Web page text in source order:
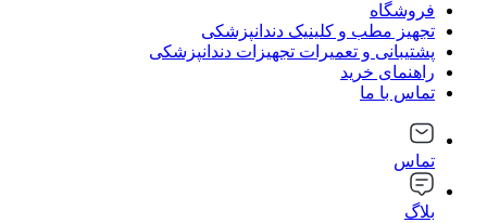
فروشگاه
تجهیز مطب و کلینیک دندانپزشکی
پشتیبانی و تعمیرات تجهیزات دندانپزشکی
راهنمای خرید
تماس با ما
تماس
بلاگ